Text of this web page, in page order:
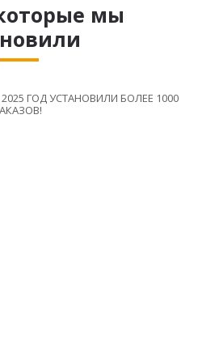
мы
ГОД УСТАНОВИЛИ БОЛЕЕ 1000